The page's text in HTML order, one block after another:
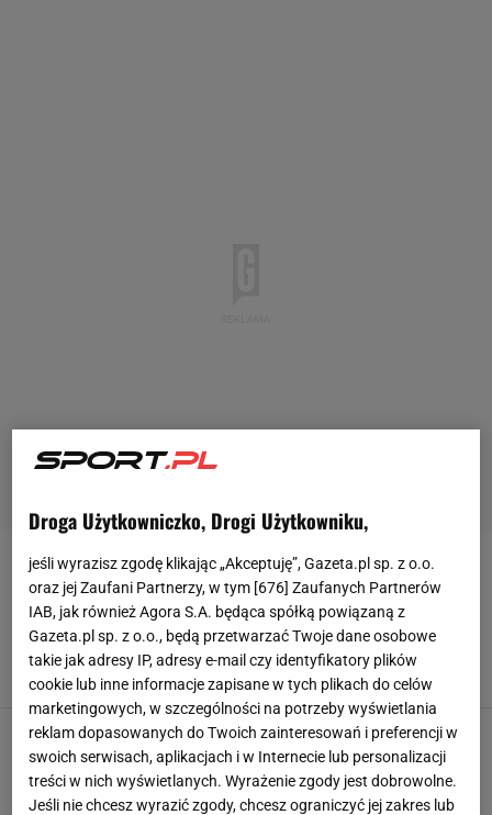
IRENEUSZ MAZUR
"To jakiś koszmar". Najlepsza drużyna Europy o
krok od dramatu
SUBSKRYPCJA
Polski gigant się rozpada. Przerażenie. "Nie
mogę normalnie spać"
Paweł Matys,29 KWIETNIA 2023, 13:24
Droga Użytkowniczko, Drogi Użytkowniku,
jeśli wyrazisz zgodę klikając „Akceptuję”, Gazeta.pl sp. z o.o.
oraz jej Zaufani Partnerzy, w tym [676] Zaufanych Partnerów
IAB, jak również Agora S.A. będąca spółką powiązaną z
Gazeta.pl sp. z o.o., będą przetwarzać Twoje dane osobowe
takie jak adresy IP, adresy e-mail czy identyfikatory plików
cookie lub inne informacje zapisane w tych plikach do celów
marketingowych, w szczególności na potrzeby wyświetlania
reklam dopasowanych do Twoich zainteresowań i preferencji w
swoich serwisach, aplikacjach i w Internecie lub personalizacji
treści w nich wyświetlanych. Wyrażenie zgody jest dobrowolne.
Jeśli nie chcesz wyrazić zgody, chcesz ograniczyć jej zakres lub